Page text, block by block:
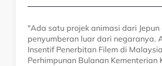
"Ada satu projek animasi dari
penyumberan luar dari negaranya.
Insentif Penerbitan Filem di
Perhimpunan Bulanan Kementerian